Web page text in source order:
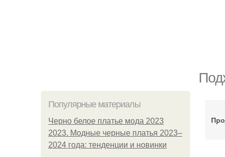
Популярные материалы
Черно белое платье мода 2023
2023. Модные черные платья 2023–
2024 года: тенденции и новинки